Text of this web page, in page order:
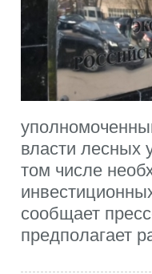
власти лесных
том числе
сообщает
предполагает